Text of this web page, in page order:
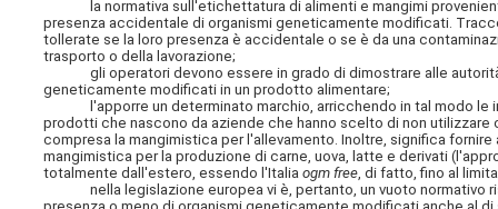
la normativa sull'etichettatura di alimenti e mangimi provenienti
presenza accidentale di organismi geneticamente modificati.
tollerate se la loro presenza è accidentale o se è da una
trasporto o della lavorazione;
gli operatori devono essere in grado di dimostrare alle autorità
geneticamente modificati in un prodotto alimentare;
l'apporre un determinato marchio, arricchendo in tal modo le
prodotti che nascono da aziende che hanno scelto di non
compresa la mangimistica per l'allevamento. Inoltre, significa
mangimistica per la produzione di carne, uova, latte e derivati
totalmente dall'estero, essendo l'Italiaogm free , di fatto, fino al
nella legislazione europea vi è, pertanto, un vuoto normativo